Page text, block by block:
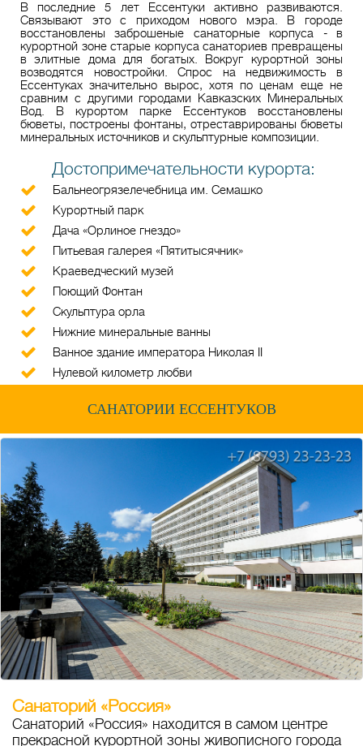
В последние 5 лет Ессентуки активно развиваются.
Связывают это с приходом нового мэра. В городе
восстановлены заброшеные санаторные корпуса - в
курортной зоне старые корпуса санаториев превращены
в элитные дома для богатых. Вокруг курортной зоны
возводятся новостройки. Спрос на недвижимость в
Ессентуках значительно вырос, хотя по ценам еще не
сравним с другими городами Кавказских Минеральных
Вод. В курортом парке Ессентуков восстановлены
бюветы, построены фонтаны, отреставрированы бюветы
минеральных источников и скульптурные композиции.
Достопримечательности курорта:
Бальнеогрязелечебница им. Семашко
Курортный парк
Дача «Орлиное гнездо»
Питьевая галерея «Пятитысячник»
Краеведческий музей
Поющий Фонтан
Скульптура орла
Нижние минеральные ванны
Ванное здание императора Николая II
Нулевой километр любви
САНАТОРИИ ЕССЕНТУКОВ
Санаторий «Россия»
Санаторий «Россия» находится в самом центре
прекрасной курортной зоны живописного города